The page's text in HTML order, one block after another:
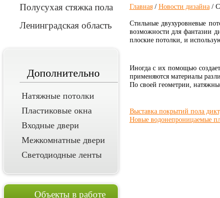
Полусухая стяжка пола
Ленинградская область
Дополнительно
Натяжные потолки
Пластиковые окна
Входные двери
Межкомнатные двери
Светодиодные ленты
Объекты в работе
Главная/ Новости дизайна/
Стильные двухуровневые
возможности для фантазии
плоские потолки, и
Иногда с их помощью
применяются материалы
По своей геометрии,
Выставка покрытий пола
Новые водонепроницаемые